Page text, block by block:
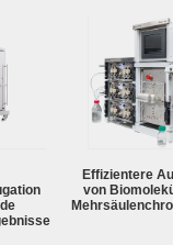
Effizientere
von